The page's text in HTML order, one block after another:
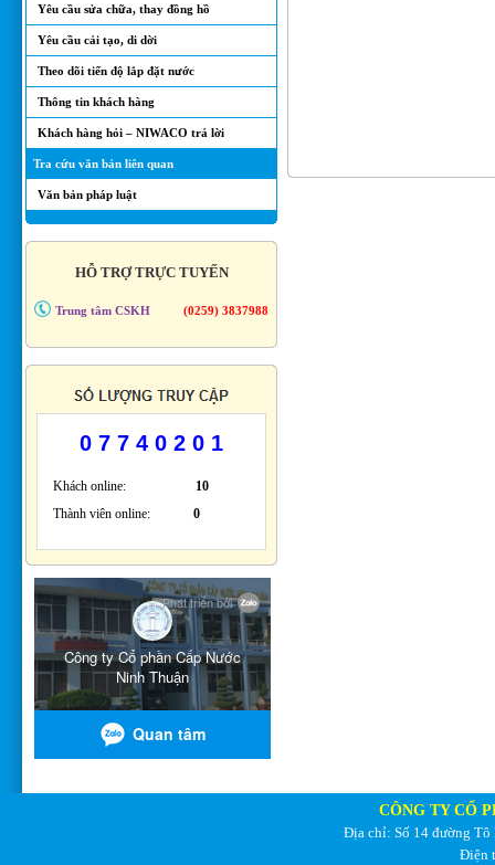
Yêu cầu sửa chữa, thay đồng hồ
Yêu cầu cải tạo, di dời
Theo dõi tiến độ lắp đặt nước
Thông tin khách hàng
Khách hàng hỏi – NIWACO trả lời
Tra cứu văn bản liên quan
Văn bản pháp luật
HỖ TRỢ TRỰC TUYẾN
Trung tâm CSKH (0259) 3837988
0 7 7 4 0 2 0 1
Khách online: 10
Thành viên online: 0
CÔNG TY CỔ
Địa chỉ: Số 14 đường Tô
Điện